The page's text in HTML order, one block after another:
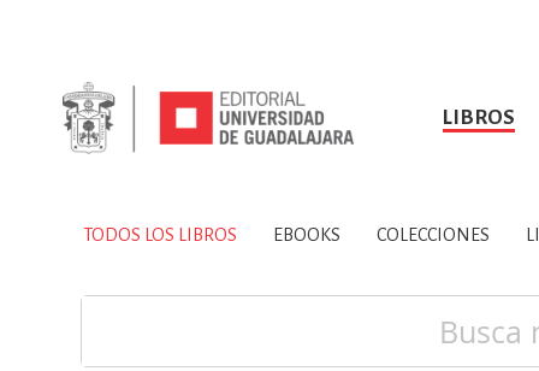
LIBROS
TODOS LOS LIBROS
SOBRE NOSOTROS HISTORIA
CIENCIAS DE LA
TODOS LOS LIBROS EBOOKS COLECCIONES